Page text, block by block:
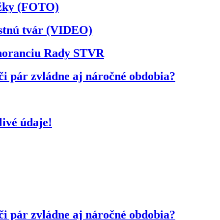
(FOTO)
tvár (VIDEO)
Rady STVR
pár zvládne aj náročné obdobia?
údaje!
pár zvládne aj náročné obdobia?